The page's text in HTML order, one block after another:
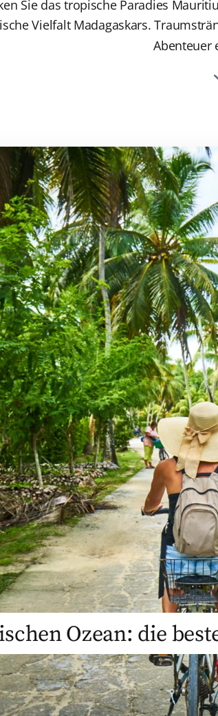
Sie das tropische Paradies
Vielfalt Madagaskars.
Abenteuer
Ozean: die